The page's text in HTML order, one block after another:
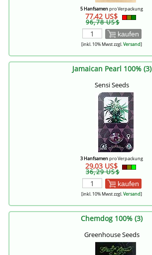
5 Hanfsamenpro Verpackung
77,42 US$
96,78 US$
kaufen
[inkl. 10% Mwst zzgl.Versand]
Jamaican Pearl 100% (3)
Sensi Seeds
3 Hanfsamenpro Verpackung
29,03 US$
36,29 US$
kaufen
[inkl. 10% Mwst zzgl.Versand]
Chemdog 100% (3)
Greenhouse Seeds